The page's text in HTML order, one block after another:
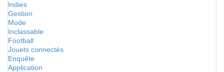
Indies
Gestion
Mode
Inclassable
Football
Jouets connectés
Enquête
Application